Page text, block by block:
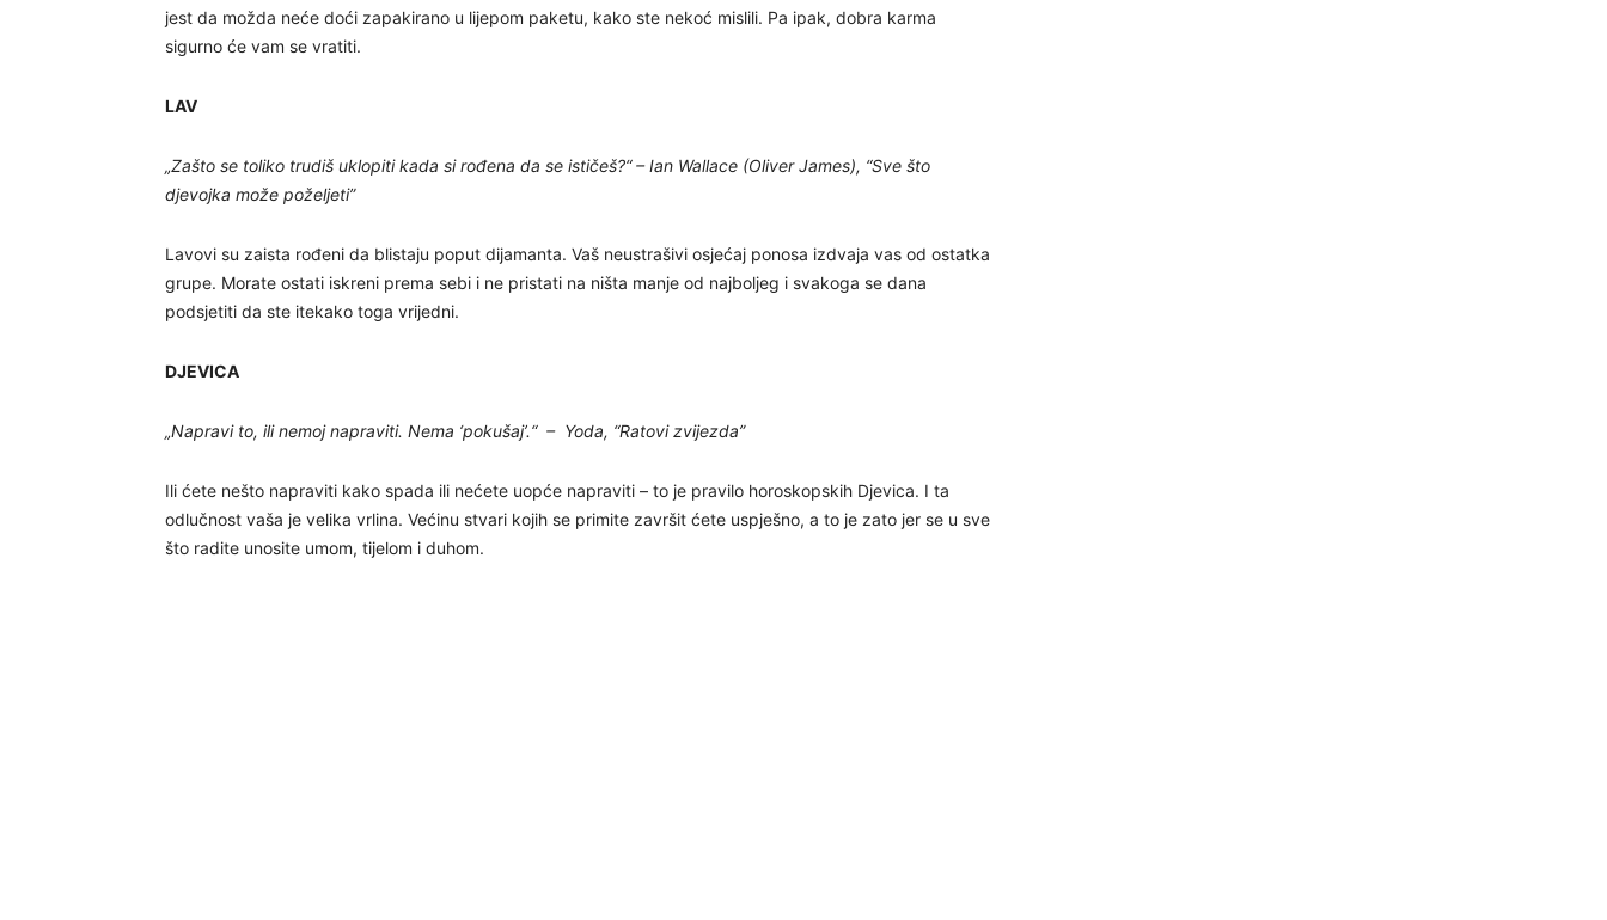
jest da možda neće doći zapakirano u lijepom paketu, kako ste nekoć mislili. Pa ipak, dobra karma
sigurno će vam se vratiti.
LAV
„Zašto se toliko trudiš uklopiti kada si rođena da se ističeš?“ – Ian Wallace (Oliver James), “Sve što
djevojka može poželjeti”
Lavovi su zaista rođeni da blistaju poput dijamanta. Vaš neustrašivi osjećaj ponosa izdvaja vas od ostatka
grupe. Morate ostati iskreni prema sebi i ne pristati na ništa manje od najboljeg i svakoga se dana
podsjetiti da ste itekako toga vrijedni.
DJEVICA
„Napravi to, ili nemoj napraviti. Nema ‘pokušaj’.“ – Yoda, “Ratovi zvijezda”
Ili ćete nešto napraviti kako spada ili nećete uopće napraviti – to je pravilo horoskopskih Djevica. I ta
odlučnost vaša je velika vrlina. Većinu stvari kojih se primite završit ćete uspješno, a to je zato jer se u sve
što radite unosite umom, tijelom i duhom.